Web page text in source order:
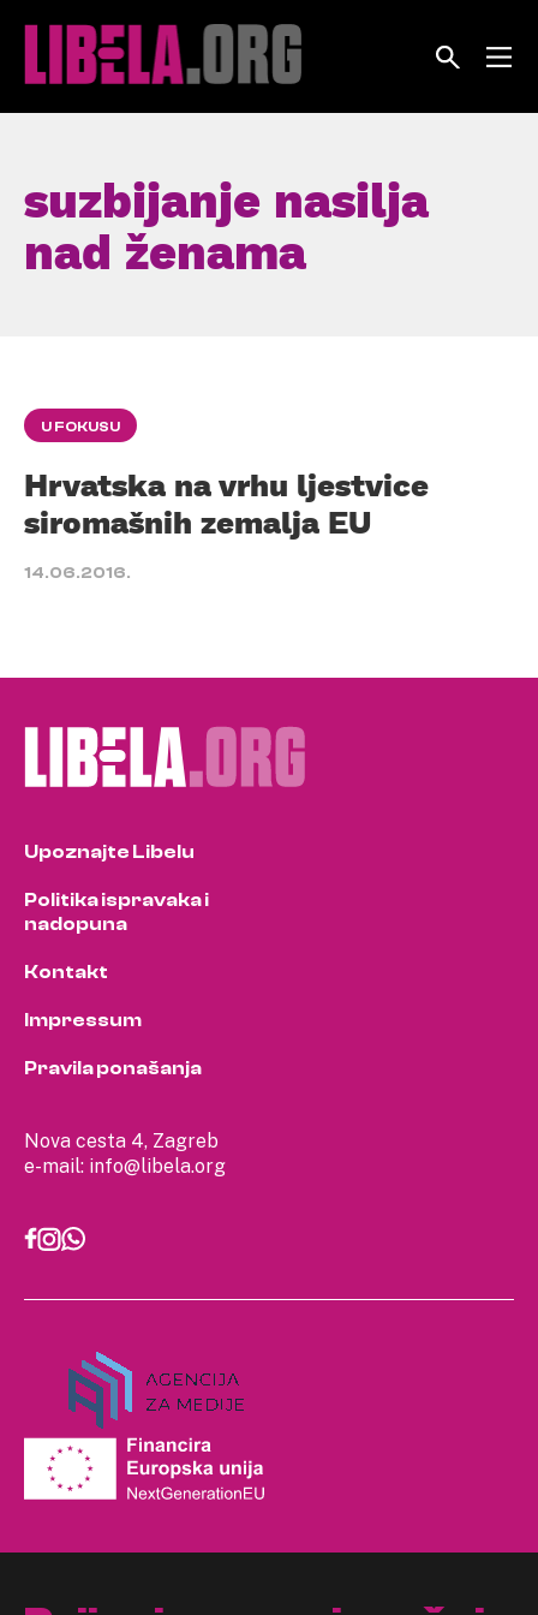
suzbijanje nasilja
nad ženama
U FOKUSU
Hrvatska na vrhu ljestvice
siromašnih zemalja EU
14.06.2016.
Nova cesta 4, Zagreb
e-mail: info@libela.org
Upoznajte Libelu
Politika ispravaka i
nadopuna
Kontakt
Impressum
Pravila ponašanja